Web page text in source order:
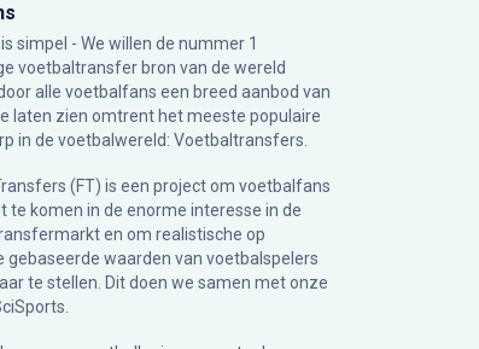
simpel - We willen de nummer 1
voetbaltransfer bron van de wereld
alle voetbalfans een breed aanbod van
laten zien omtrent het meeste populaire
in de voetbalwereld: Voetbaltransfers.
(FT) is een project om voetbalfans
te komen in de enorme interesse in de
en om realistische op
gebaseerde waarden van voetbalspelers
te stellen. Dit doen we samen met onze